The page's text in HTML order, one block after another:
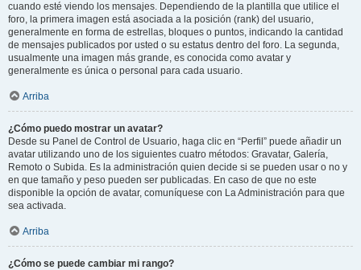
cuando esté viendo los mensajes. Dependiendo de la plantilla que utilice el
foro, la primera imagen está asociada a la posición (rank) del usuario,
generalmente en forma de estrellas, bloques o puntos, indicando la cantidad
de mensajes publicados por usted o su estatus dentro del foro. La segunda,
usualmente una imagen más grande, es conocida como avatar y
generalmente es única o personal para cada usuario.
Arriba
¿Cómo puedo mostrar un avatar?
Desde su Panel de Control de Usuario, haga clic en “Perfil” puede añadir un
avatar utilizando uno de los siguientes cuatro métodos: Gravatar, Galería,
Remoto o Subida. Es la administración quien decide si se pueden usar o no y
en que tamaño y peso pueden ser publicadas. En caso de que no este
disponible la opción de avatar, comuníquese con La Administración para que
sea activada.
Arriba
¿Cómo se puede cambiar mi rango?